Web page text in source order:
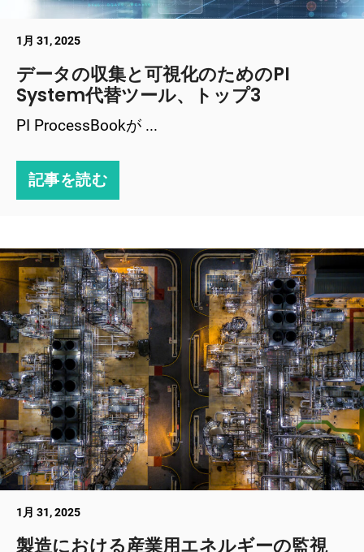
1月 31, 2025
データの収集と可視化のためのPI
System代替ツール、トップ3
PI ProcessBookが ...
記事を読む
1月 31, 2025
製造における産業用エネルギーの監視